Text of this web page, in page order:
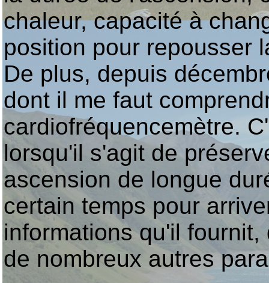
chaleur, capacité à
position pour repousser
De plus, depuis
dont il me faut
cardiofréquencemètre.
lorsqu'il s'agit de
ascension de longue
certain temps pour
informations qu'il
de nombreux autres